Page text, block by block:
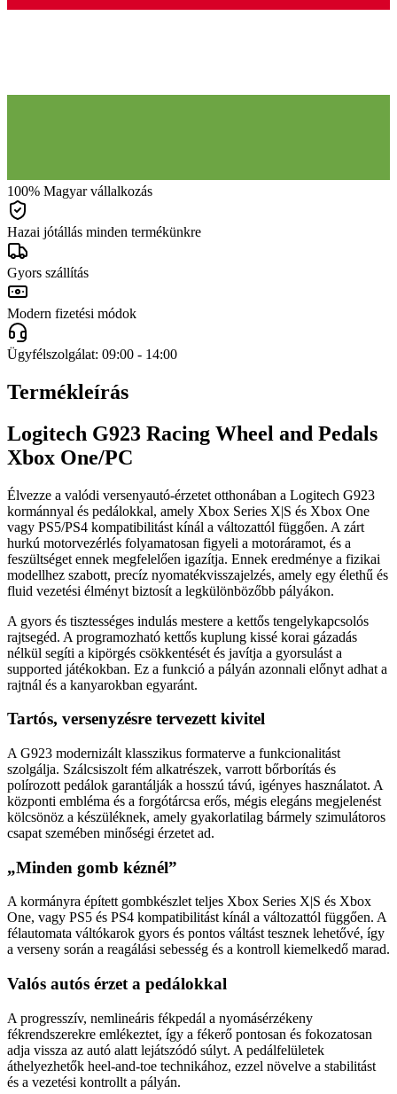
100% Magyar vállalkozás
Hazai jótállás minden termékünkre
Gyors szállítás
Modern fizetési módok
Ügyfélszolgálat: 09:00 - 14:00
Termékleírás
Logitech G923 Racing Wheel and Pedals
Xbox One/PC
Élvezze a valódi versenyautó-érzetet otthonában a Logitech G923
kormánnyal és pedálokkal, amely Xbox Series X|S és Xbox One
vagy PS5/PS4 kompatibilitást kínál a változattól függően. A zárt
hurkú motorvezérlés folyamatosan figyeli a motoráramot, és a
feszültséget ennek megfelelően igazítja. Ennek eredménye a fizikai
modellhez szabott, precíz nyomatékvisszajelzés, amely egy élethű és
fluid vezetési élményt biztosít a legkülönbözőbb pályákon.
A gyors és tisztességes indulás mestere a kettős tengelykapcsolós
rajtsegéd. A programozható kettős kuplung kissé korai gázadás
nélkül segíti a kipörgés csökkentését és javítja a gyorsulást a
supported játékokban. Ez a funkció a pályán azonnali előnyt adhat a
rajtnál és a kanyarokban egyaránt.
Tartós, versenyzésre tervezett kivitel
A G923 modernizált klasszikus formaterve a funkcionalitást
szolgálja. Szálcsiszolt fém alkatrészek, varrott bőrborítás és
polírozott pedálok garantálják a hosszú távú, igényes használatot. A
központi embléma és a forgótárcsa erős, mégis elegáns megjelenést
kölcsönöz a készüléknek, amely gyakorlatilag bármely szimulátoros
csapat szemében minőségi érzetet ad.
„Minden gomb kéznél”
A kormányra épített gombkészlet teljes Xbox Series X|S és Xbox
One, vagy PS5 és PS4 kompatibilitást kínál a változattól függően. A
félautomata váltókarok gyors és pontos váltást tesznek lehetővé, így
a verseny során a reagálási sebesség és a kontroll kiemelkedő marad.
Valós autós érzet a pedálokkal
A progresszív, nemlineáris fékpedál a nyomásérzékeny
fékrendszerekre emlékeztet, így a fékerő pontosan és fokozatosan
adja vissza az autó alatt lejátszódó súlyt. A pedálfelületek
áthelyezhetők heel-and-toe technikához, ezzel növelve a stabilitást
és a vezetési kontrollt a pályán.